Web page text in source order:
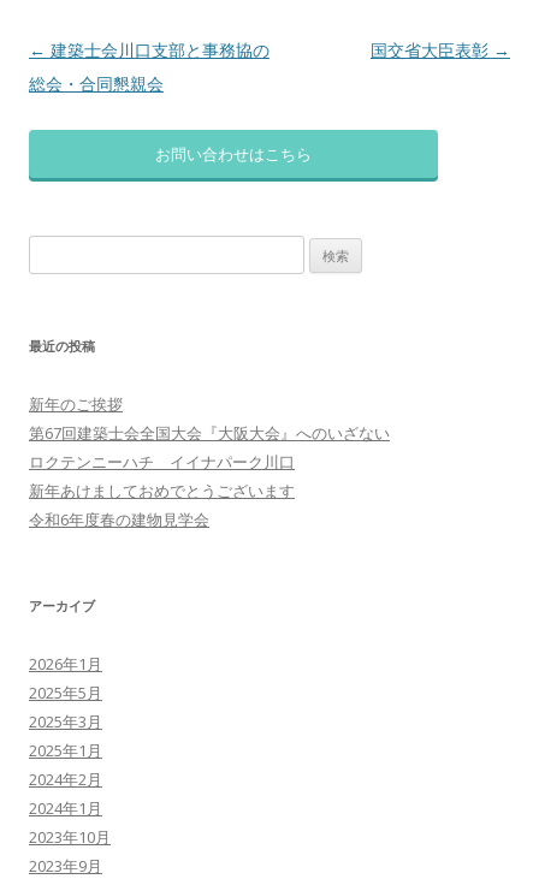
投
稿
ゲ
← 建築士会川口支部と事務協の
総会・合同懇親会
国交省大臣表彰 →
お問い合わせはこちら
索:
最近の投稿
新年のご挨拶
第67回建築士会全国大会『大阪大会』へのいざない
ロクテンニーハチ イイナパーク川口
新年あけましておめでとうございます
令和6年度春の建物見学会
アーカイブ
2026年1月
2025年5月
2025年3月
2025年1月
2024年2月
2024年1月
2023年10月
2023年9月